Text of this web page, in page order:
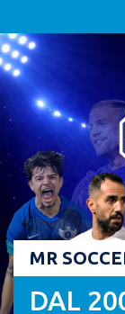
to
content
MR
DAL